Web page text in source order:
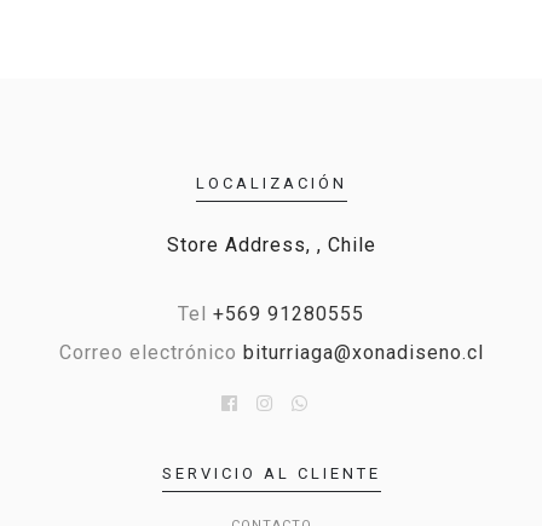
LOCALIZACIÓN
Store Address, , Chile
Tel +569 91280555
Correo electrónico biturriaga@xonadiseno.cl
SERVICIO AL CLIENTE